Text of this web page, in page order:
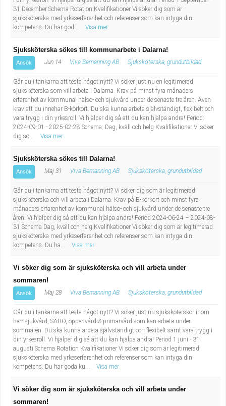
31 December Schema Rotation Kvalifikationer Vi söker dig som är
sjuksköterska med yrkeserfarenhet och referenser som kan intyga din
kompetens. Du har god...
Visa mer
Sjuksköterska sökes till kommunarbete i Dalarna!
Ansök Jun 14 Viva Bemanning AB Sjuksköterska, grundutbildad
Går du i tankarna att testa något nytt? Vi söker just nu en legitimerad
sjuksköterska som vill arbeta i Dalarna. Krav på minst fyra månaders
erfarenhet av kommunal hälso- och sjukvård under de senaste tre åren. Även
krav att du innehar B-körkort. Du ska kunna arbeta självständigt, flexibelt och
vara trygg i din yrkesroll. Vi hjälper dig så att du kan hjälpa andra! Period:
2024-09-01 - 2025-02-28 Schema: Dag, kväll och helg Kvalifikationer Vi söker
dig so...
Visa mer
Sjuksköterska sökes till Dalarna!
Ansök Maj 31 Viva Bemanning AB Sjuksköterska, grundutbildad
Går du i tankarna att testa något nytt? Vi söker dig som är legitimerad
sjuksköterska och vill arbeta i Dalarna. Krav på B-körkort och minst fyra
månaders erfarenhet av kommunal hälso- och sjukvård under de senaste tre
åren. Vi hjälper dig så att du kan hjälpa andra! Period 2024-06-24 – 2024-08-
31 Schema Dag, kväll och helg Kvalifikationer Vi söker dig som är legitimerad
sjuksköterska med yrkeserfarenhet och referenser som kan intyga din
kompetens. Du ha...
Visa mer
Vi söker dig som är sjuksköterska och vill arbeta under
sommaren!
Ansök Maj 28 Viva Bemanning AB Sjuksköterska, grundutbildad
Går du i tankarna att testa något nytt? Vi söker just nu sjuksköterskor inom
hemsjukvård, SÄBO, öppenvård & primärvård som kan arbeta under
sommaren. Du ska kunna arbeta självständigt och flexibelt samt vara trygg i
din yrkesroll. Vi hjälper dig så att du kan hjälpa andra! Period 1 juni - 31
augusti Schema Rotation Kvalifikationer Vi söker dig som är legitimerad
sjuksköterska med yrkeserfarenhet och referenser som kan intyga din
kompetens. Du har goda ku...
Visa mer
Vi söker dig som är sjuksköterska och vill arbeta under
sommaren!